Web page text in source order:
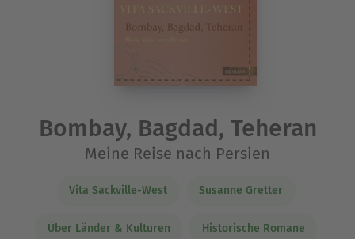
Bombay, Bagdad, Teheran
Meine Reise nach Persien
Vita Sackville-West Susanne Gretter
Über Länder & Kulturen Historische Romane